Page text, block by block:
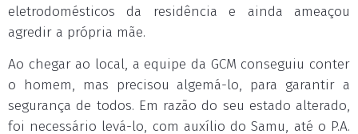
eletrodomésticos da residência e ainda ameaçou
agredir a própria mãe.
Ao chegar ao local, a equipe da GCM conseguiu conter
o homem, mas precisou algemá-lo, para garantir a
segurança de todos. Em razão do seu estado alterado,
foi necessário levá-lo, com auxílio do Samu, até o P.A.